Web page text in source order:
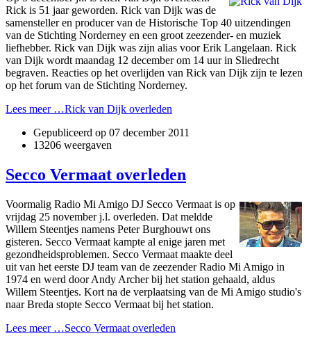
Rick is 51 jaar geworden. Rick van Dijk was de
samensteller en producer van de Historische Top 40 uitzendingen
van de Stichting Norderney en een groot zeezender- en muziek
liefhebber. Rick van Dijk was zijn alias voor Erik Langelaan. Rick
van Dijk wordt maandag 12 december om 14 uur in Sliedrecht
begraven. Reacties op het overlijden van Rick van Dijk zijn te lezen
op het forum van de Stichting Norderney.
Lees meer …Rick van Dijk overleden
Gepubliceerd op 07 december 2011
13206 weergaven
Secco Vermaat overleden
Voormalig Radio Mi Amigo DJ Secco Vermaat is op
vrijdag 25 november j.l. overleden. Dat meldde
Willem Steentjes namens Peter Burghouwt ons
gisteren. Secco Vermaat kampte al enige jaren met
gezondheidsproblemen. Secco Vermaat maakte deel
uit van het eerste DJ team van de zeezender Radio Mi Amigo in
1974 en werd door Andy Archer bij het station gehaald, aldus
Willem Steentjes. Kort na de verplaatsing van de Mi Amigo studio's
naar Breda stopte Secco Vermaat bij het station.
Lees meer …Secco Vermaat overleden